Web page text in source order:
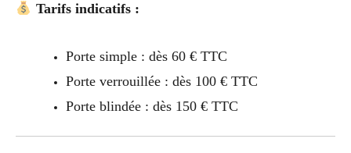
Tarifs indicatifs :
Porte simple : dès 60 € TTC
Porte verrouillée : dès 100 € TTC
Porte blindée : dès 150 € TTC